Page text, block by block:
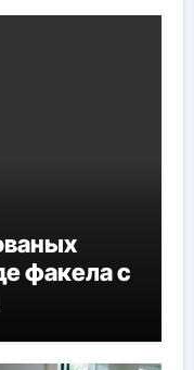
факела с